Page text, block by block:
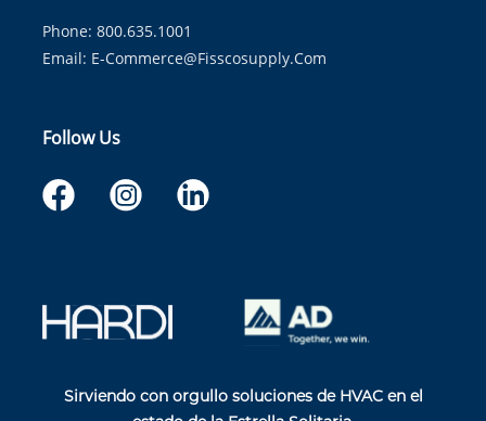
Phone: 800.635.1001
Email: E-Commerce@fisscosupply.com
Follow Us
Sirviendo con orgullo soluciones de HVAC en el